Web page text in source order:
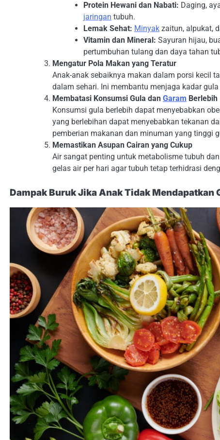
Protein Hewani dan Nabati: Daging,
jaringan tubuh.
Lemak Sehat: Minyak zaitun, alpukat,
Vitamin dan Mineral: Sayuran hijau,
pertumbuhan tulang dan daya tahan
Mengatur Pola Makan yang Teratur
Anak-anak sebaiknya makan dalam porsi kecil
dalam sehari. Ini membantu menjaga kadar
Membatasi Konsumsi Gula dan Garam Berlebih
Konsumsi gula berlebih dapat menyebabkan
yang berlebihan dapat menyebabkan tekanan
pemberian makanan dan minuman yang tinggi
Memastikan Asupan Cairan yang Cukup
Air sangat penting untuk metabolisme tubuh
gelas air per hari agar tubuh tetap terhidrasi
Dampak Buruk Jika Anak Tidak Mendapatkan